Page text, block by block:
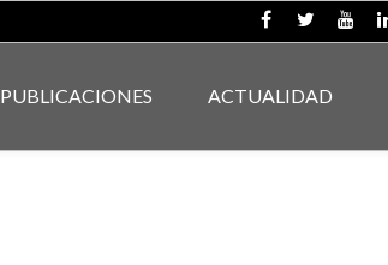
PUBLICACIONES ACTUALIDAD